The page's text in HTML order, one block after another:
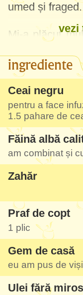
umed și fraged.
Mi-a plăcut
mai știu unde
vezi
ingrediente
Ceai negru
pentru a face
1.5 pahare de
Făină albă
am combinat și
Zahăr
Praf de copt
1 plic
Gem de casă
eu am pus de
Ulei fără miros